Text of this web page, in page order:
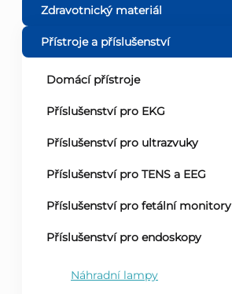
o
s
Zdravotnický materiál
Přístroje a příslušenství
Domácí přístroje
Příslušenství pro EKG
Příslušenství pro ultrazvuky
Příslušenství pro TENS a EEG
Příslušenství pro fetální monitory
Příslušenství pro endoskopy
Náhradní lampy